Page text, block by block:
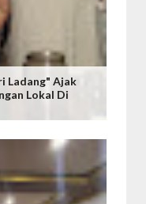
Ladang" Ajak
Lokal Di